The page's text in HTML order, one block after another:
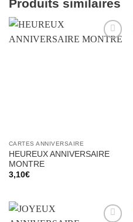
Produits similaires
CARTES ANNIVERSAIRE
HEUREUX ANNIVERSAIRE
MONTRE
3,10€